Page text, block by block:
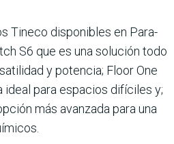
Tineco disponibles en Para­
S6 que es una solución todo
y potencia; Floor One
ideal para espacios difíciles y;
más avanzada para una